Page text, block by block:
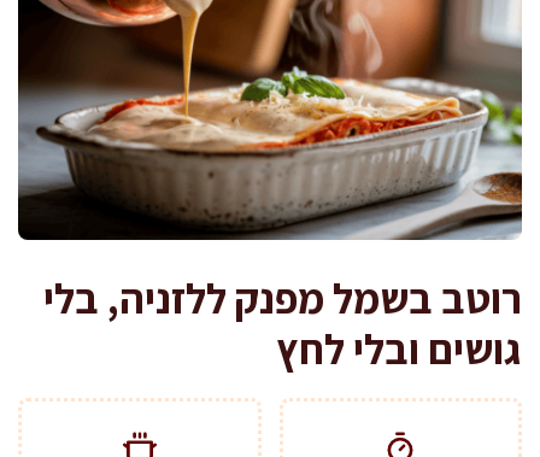
רוטב בשמל מפנק ללזניה, בלי
גושים ובלי לחץ